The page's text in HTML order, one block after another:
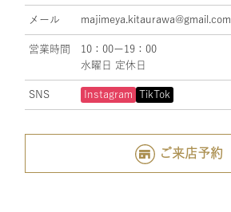
メール majimeya.kitaurawa@gmail.com
営業時間
10：00ー19：00
水曜日 定休日
SNS Instagram TikTok
ご来店予約